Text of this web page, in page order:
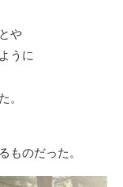
や
うに
。
ものだった。